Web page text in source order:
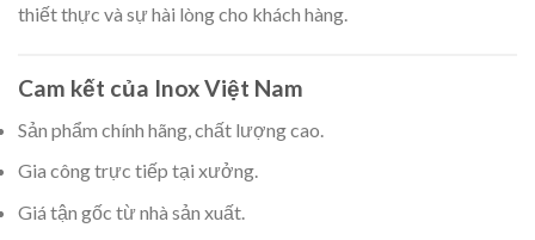
thiết thực và sự hài lòng cho khách hàng.
Cam kết của Inox Việt Nam
Sản phẩm chính hãng, chất lượng cao.
Gia công trực tiếp tại xưởng.
Giá tận gốc từ nhà sản xuất.